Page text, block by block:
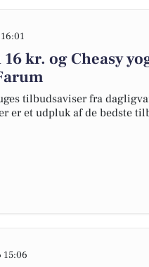
kr. og Cheasy
tilbudsaviser fra
er et udpluk af de bedste
15:06